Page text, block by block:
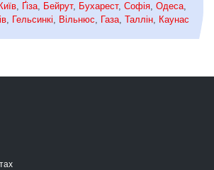
Київ, Ґіза, Бейрут, Бухарест, Софія, Одеса,
, Гельсинкі, Вільнюс, Газа, Таллін, Каунас